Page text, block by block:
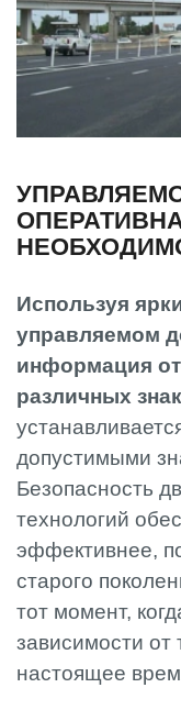
Используя
управляемом
информация
различных
допустимыми
Безопасность
технологий
эффективнее,
старого
тот момент,
зависимости от
настоящее